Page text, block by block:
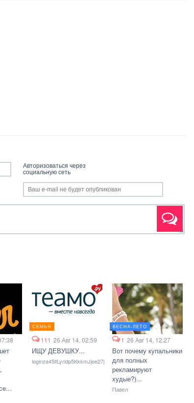
Авторизоваться через
социальную сеть
СЕМЬЯ
111 26 Авг 14, 02:59
ИЩУ ДЕВУШКУ...
loginza45lfLyridp5KkkmJjoe27j
ВЕСНА-ЛЕТО
1 26 Авг 14, 12:27
Вот почему купальники
для полных
рекламируют
худые?)...
Павел